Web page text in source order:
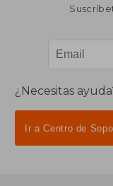
¿Necesitas
Ir a Centro de